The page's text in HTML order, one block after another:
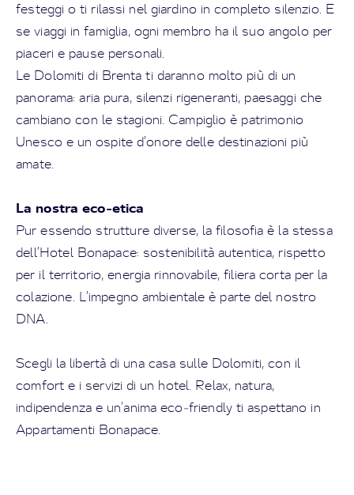
festeggi o ti rilassi nel giardino in completo silenzio. E
se viaggi in famiglia, ogni membro ha il suo angolo per
piaceri e pause personali.
Le Dolomiti di Brenta ti daranno molto più di un
panorama: aria pura, silenzi rigeneranti, paesaggi che
cambiano con le stagioni. Campiglio è patrimonio
Unesco e un ospite d’onore delle destinazioni più
amate.
La nostra eco‑etica
Pur essendo strutture diverse, la filosofia è la stessa
dell’Hotel Bonapace: sostenibilità autentica, rispetto
per il territorio, energia rinnovabile, filiera corta per la
colazione. L’impegno ambientale è parte del nostro
DNA.
Scegli la libertà di una casa sulle Dolomiti, con il
comfort e i servizi di un hotel. Relax, natura,
indipendenza e un’anima eco‑friendly ti aspettano in
Appartamenti Bonapace.